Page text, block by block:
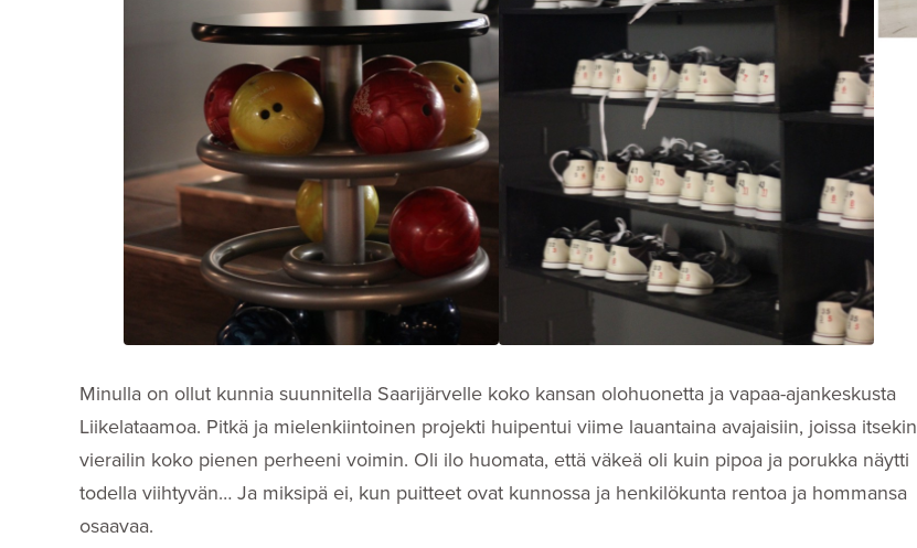
Minulla on ollut kunnia suunnitella Saarijärvelle koko kansan olohuonetta ja vapaa-ajankeskusta
Liikelataamoa. Pitkä ja mielenkiintoinen projekti huipentui viime lauantaina avajaisiin, joissa itsekin
vierailin koko pienen perheeni voimin. Oli ilo huomata, että väkeä oli kuin pipoa ja porukka näytti
todella viihtyvän… Ja miksipä ei, kun puitteet ovat kunnossa ja henkilökunta rentoa ja hommansa
osaavaa.